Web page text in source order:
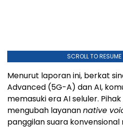
panggilan suara
Dengan mengintegrasikan
kemampuan komputasi ke
layanan panggilan suara
menjadi layanan yang lebih
Perkembangan ini akan
panggilan generasi baru yang